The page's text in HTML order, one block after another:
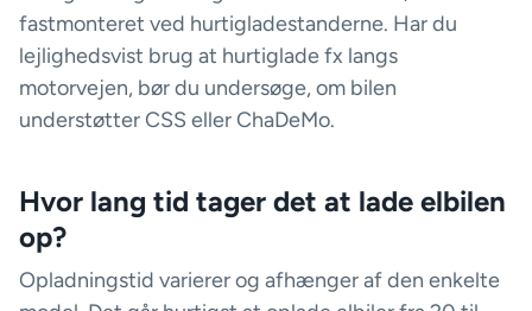
fastmonteret ved hurtigladestanderne. Har du
lejlighedsvist brug at hurtiglade fx langs
motorvejen, bør du undersøge, om bilen
understøtter CSS eller ChaDeMo.
Hvor lang tid tager det at lade elbilen
op?
Opladningstid varierer og afhænger af den enkelte